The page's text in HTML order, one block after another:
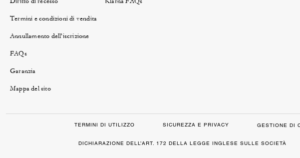
Termini e condizioni di vendita
Annullamento dell'iscrizione
FAQs
Garanzia
Mappa del sito
TERMINI DI UTILIZZO SICUREZZA E PRIVACY GESTIONE DI
DICHIARAZIONE DELL’ART. 172 DELLA LEGGE INGLESE SULLE SOCIETÀ